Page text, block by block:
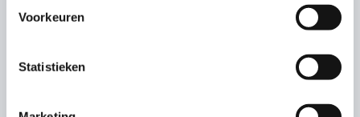
Voorkeuren
Statistieken